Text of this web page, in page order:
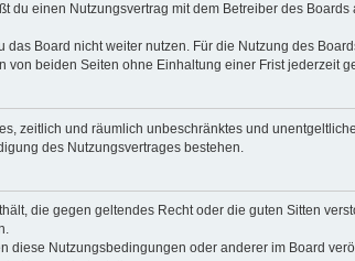
du einen Nutzungsvertrag mit dem Betreiber des
Board nicht weiter nutzen. Für die Nutzung des
von beiden Seiten ohne Einhaltung einer Frist jederzeit
zeitlich und räumlich unbeschränktes und
des Nutzungsvertrages bestehen.
die gegen geltendes Recht oder die guten Sitten
diese Nutzungsbedingungen oder anderer im Board